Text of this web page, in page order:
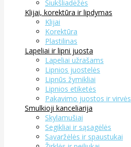
Šiukšliadėžės
Klijai, korektūra ir lipdymas
Klijai
Korektūra
Plastilinas
Lapeliai ir lipni juosta
Lapeliai užrašams
Lipnios juostelės
Lipnūs žymikliai
Lipnios etiketės
Pakavimo juostos ir virvės
Smulkioji kanceliarija
Skylamušiai
Segikliai ir sąsagėlės
Sąvaržėlės ir spaustukai